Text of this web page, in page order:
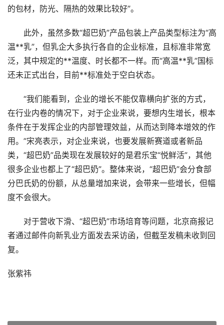
的包材，防光、隔热的效果比较好”。
此外，虽然多数“超巴奶”产品包装上产品类型标注为“高
温**乳”，但乳企大多执行各自的企业标准，且标准非常宽
泛，其中规定的**温度、时长都不一样。而“高温**乳”国标
还未正式出台，目前**标准处于空白状态。
“我们能看到，企业的增长不能仅靠横向扩张的方式，
在行业内卷的情况下，对于企业来说，要想内生增长，根本
条件在于发挥企业的内部管理效益，从而达到降本增效的作
用。”宋亮表示，对企业来说，也要发展新赛道或者新品
类，“超巴奶”品类现在发展较好的是君乐宝“悦鲜活”，其他
很多企业也都上了“超巴奶”。整体来说，“超巴奶”会分食部
分巴氏奶的份额，从总量增加来说，会带来一些增长，但幅
度不会很大。
对于营收下滑、“超巴奶”市场培育等问题，北京商报记
者通过邮件向新乳业方面发去采访函，但截至发稿未收到回
复。
张紫祎